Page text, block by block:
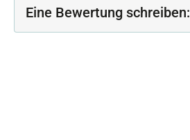
Eine Bewertung schreiben: